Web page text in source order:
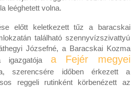
leéghetett volna.
előtt keletkezett tűz a baracskai
található szennyvízszivattyú
Józsefné, a Baracskai Kozma
igazgatója a Fejér megyei
szerencsére időben érkezett a
reggeli rutinként körbenézett az